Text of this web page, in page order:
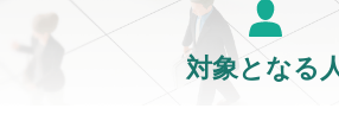
対象となる